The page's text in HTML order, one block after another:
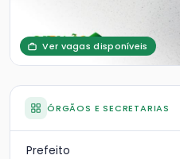
Ver vagas disponíveis
ÓRGÃOS E SECRETARIAS
Prefeito